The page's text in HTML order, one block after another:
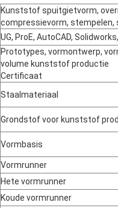
Kunststof spuitgietvorm,
compressievorm, stempelen,
UG, ProE, AutoCAD,
Prototypes, vormontwerp,
volume kunststof productie
Certificaat
Staalmateriaal
Grondstof voor kunststof
Vormbasis
Vormrunner
Hete vormrunner
Koude vormrunner